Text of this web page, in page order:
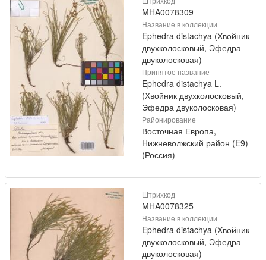
MHA0078309
Название в коллекции
Ephedra distachya (Хвойник
двухколосковый, Эфедра
двуколосковая)
Принятое название
Ephedra distachya L.
(Хвойник двухколосковый,
Эфедра двуколосковая)
Районирование
Восточная Европа,
Нижневолжский район (E9)
(Россия)
Штрихкод
MHA0078325
Название в коллекции
Ephedra distachya (Хвойник
двухколосковый, Эфедра
двуколосковая)